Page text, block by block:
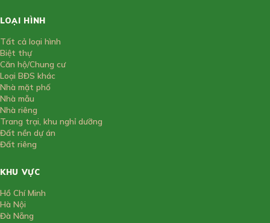
LOẠI HÌNH
Tất cả loại hình
Biệt thự
Căn hộ/Chung cư
Loại BĐS khác
Nhà mặt phố
Nhà mẫu
Nhà riêng
Trang trại, khu nghỉ dưỡng
Đất nền dự án
Đất riêng
KHU VỰC
Hồ Chí Minh
Hà Nội
Đà Nẵng